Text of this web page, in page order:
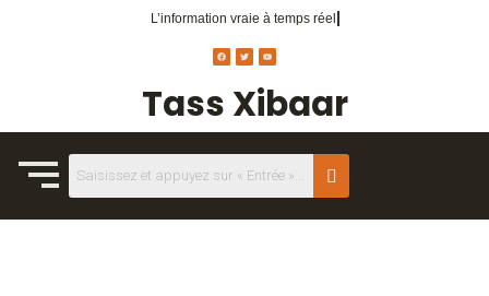
Tass Xibaar
L’information vraie à temps réel.